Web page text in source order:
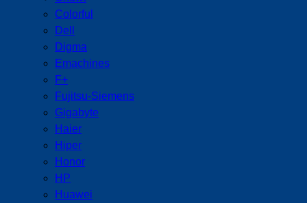
Colorful
Dell
Digma
Emachines
F+
Fujitsu-Siemens
Gigabyte
Haier
Hiper
Honor
HP
Huawei